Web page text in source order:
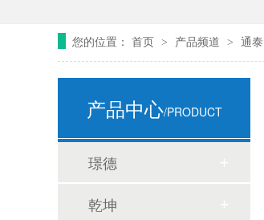
您的位置： 首页 > 产品频道 > 通泰
产品中心/PRODUCT
璟德
乾坤